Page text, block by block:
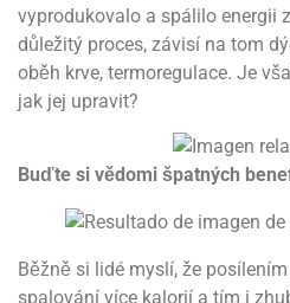
vyprodukovalo a spálilo energii
důležitý proces, závisí na tom
oběh krve, termoregulace. Je
jak jej upravit?
Buďte si vědomi špatných
Běžně si lidé myslí, že
spalování více kalorií a tím i